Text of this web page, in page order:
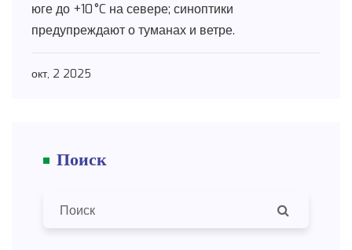
юге до +10 °C на севере; синоптики
предупреждают о туманах и ветре.
окт, 2 2025
Поиск